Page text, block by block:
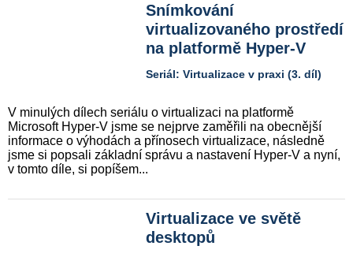
Snímkování
virtualizovaného prostředí
na platformě Hyper-V
Seriál: Virtualizace v praxi (3. díl)
V minulých dílech seriálu o virtualizaci na platformě
Microsoft Hyper-V jsme se nejprve zaměřili na obecnější
informace o výhodách a přínosech virtualizace, následně
jsme si popsali základní správu a nastavení Hyper-V a nyní,
v tomto díle, si popíšem...
Virtualizace ve světě
desktopů